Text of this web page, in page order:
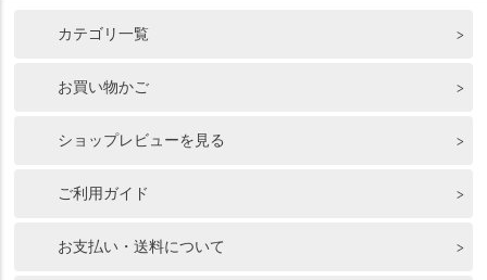
カテゴリ一覧
お買い物かご
ショップレビューを見る
ご利用ガイド
お支払い・送料について